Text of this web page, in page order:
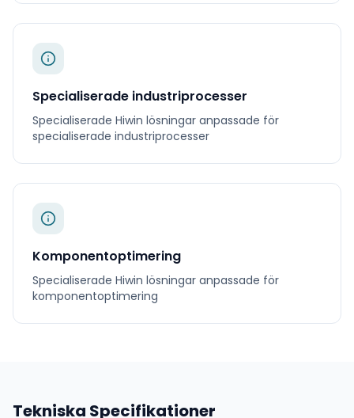
Specialiserade industriprocesser
Specialiserade Hiwin lösningar anpassade för
specialiserade industriprocesser
Komponentoptimering
Specialiserade Hiwin lösningar anpassade för
komponentoptimering
Tekniska Specifikationer